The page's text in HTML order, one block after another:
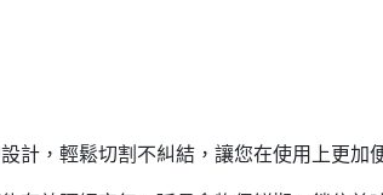
計，輕鬆切割不糾結，讓您在使用上更加